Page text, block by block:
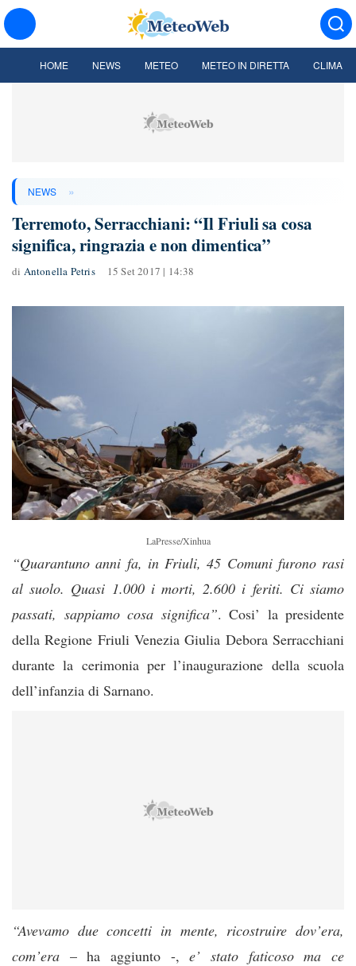
HOME NEWS METEO METEO IN DIRETTA CLIMA
NEWS »
Terremoto, Serracchiani: “Il Friuli sa cosa
significa, ringrazia e non dimentica”
di Antonella Petris 15 Set 2017 | 14:38
LaPresse/Xinhua
“Quarantuno anni fa, in Friuli, 45 Comuni furono rasi
al suolo. Quasi 1.000 i morti, 2.600 i feriti. Ci siamo
passati, sappiamo cosa significa”. Cosi’ la presidente
della Regione Friuli Venezia Giulia Debora Serracchiani
durante la cerimonia per l’inaugurazione della scuola
dell’infanzia di Sarnano.
“Avevamo due concetti in mente, ricostruire dov’era,
com’era – ha aggiunto -,e’ stato faticoso ma ce